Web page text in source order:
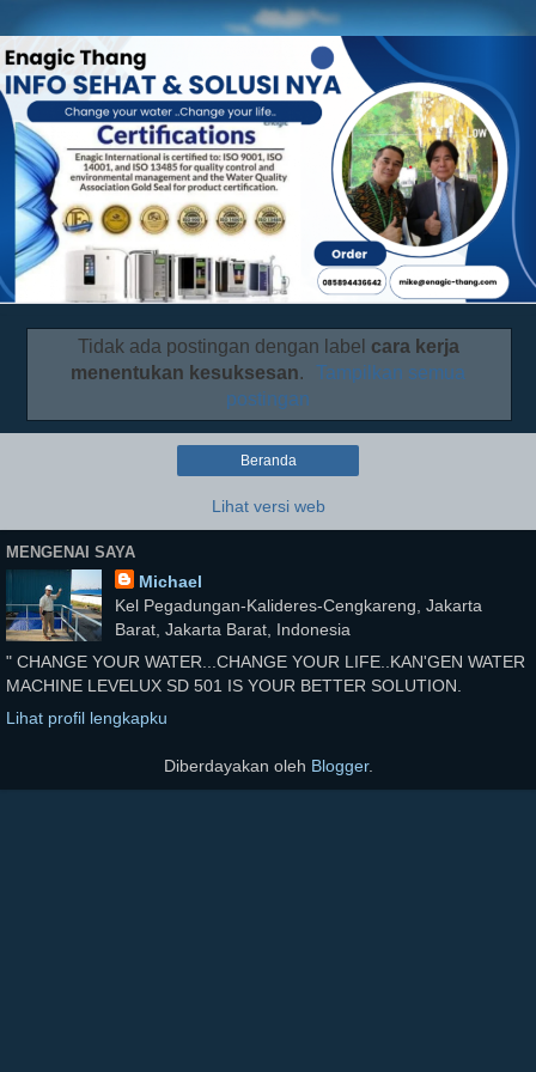
Tidak ada postingan dengan label cara kerja
menentukan kesuksesan.
Tampilkan semua
postingan
Beranda
Lihat versi web
MENGENAI SAYA
Michael
Kel Pegadungan-Kalideres-Cengkareng, Jakarta
Barat, Jakarta Barat, Indonesia
" CHANGE YOUR WATER...CHANGE YOUR LIFE..KAN'GEN WATER
MACHINE LEVELUX SD 501 IS YOUR BETTER SOLUTION.
Lihat profil lengkapku
Diberdayakan oleh Blogger.